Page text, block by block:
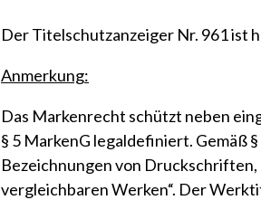
DerTitelschutzanzeiger Nr. 961ist
Anmerkung:
Das Markenrecht schützt neben
§ 5 MarkenG legaldefiniert. Gemäß
Bezeichnungen von
vergleichbaren Werken“. Der